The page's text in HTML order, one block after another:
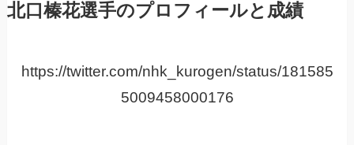
北口榛花選手のプロフィールと成績
https://twitter.com/nhk_kurogen/status/181585
5009458000176